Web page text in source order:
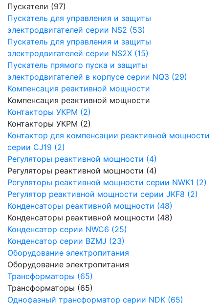
Пускатели (97)
Пускатель для управления и защиты
электродвигателей серии NS2 (53)
Пускатель для управления и защиты
электродвигателей серии NS2X (15)
Пускатель прямого пуска и защиты
электродвигателей в корпусе серии NQ3 (29)
Компенсация реактивной мощности
Компенсация реактивной мощности
Контакторы УКРМ (2)
Контакторы УКРМ (2)
Контактор для компенсации реактивной мощности
серии CJ19 (2)
Регуляторы реактивной мощности (4)
Регуляторы реактивной мощности (4)
Регуляторы реактивной мощности серии NWK1 (2)
Регулятор реактивной мощности серии JKF8 (2)
Конденсаторы реактивной мощности (48)
Конденсаторы реактивной мощности (48)
Конденсатор серии NWC6 (25)
Конденсатор серии BZMJ (23)
Оборудование электропитания
Оборудование электропитания
Трансформаторы (65)
Трансформаторы (65)
Однофазный трансформатор серии NDK (65)